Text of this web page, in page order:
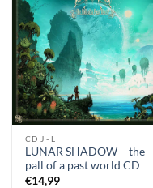
CD J - L
LUNAR SHADOW – the
pall of a past world CD
€14,99